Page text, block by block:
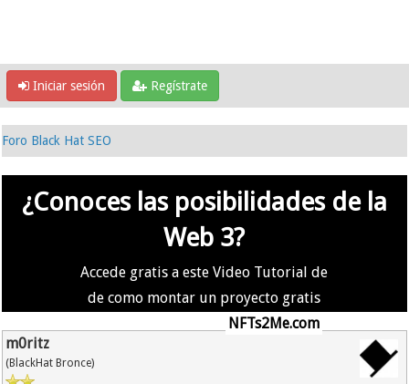
Iniciar sesión Regístrate
Foro Black Hat SEO
¿Conoces las posibilidades de la
Web 3?
Accede gratis a este Video Tutorial de
de como montar un proyecto gratis
NFTs2Me.com
m0ritz
(BlackHat Bronce)